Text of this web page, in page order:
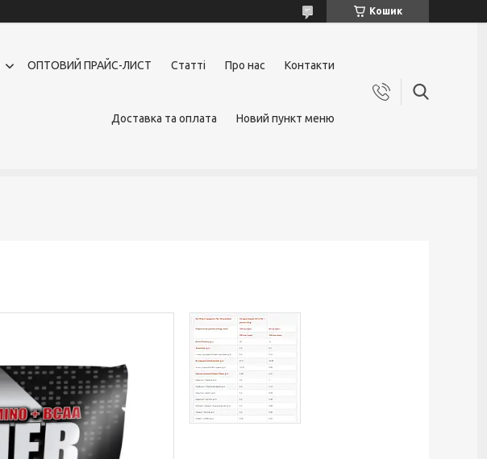
Кошик
OПТОВИЙ ПРАЙС-ЛИСТ Статті Про нас Контакти
Доставка та оплата Новий пункт меню